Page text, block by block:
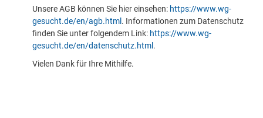
Unsere AGB können Sie hier einsehen: https://www.wg-
gesucht.de/en/agb.html . Informationen zum Datenschutz
finden Sie unter folgendem Link: https://www.wg-
gesucht.de/en/datenschutz.html .
Vielen Dank für Ihre Mithilfe.